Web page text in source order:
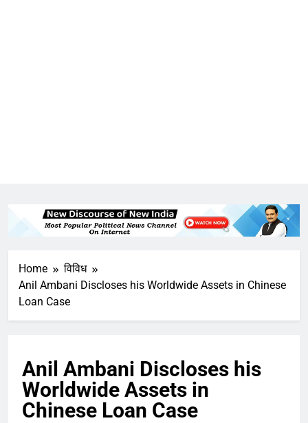
Home
विविध
Anil Ambani Discloses his Worldwide Assets in Chinese
Loan Case
Anil Ambani Discloses his
Worldwide Assets in
Chinese Loan Case